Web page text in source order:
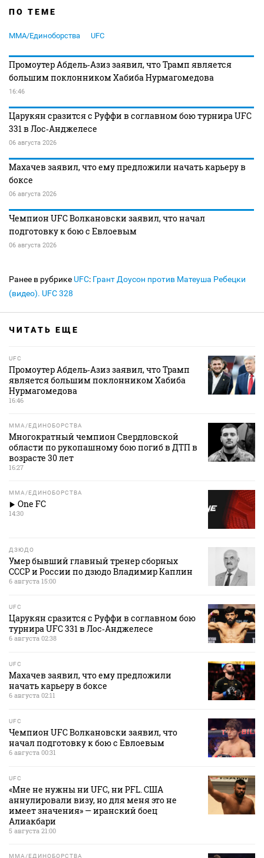
ПО ТЕМЕ
MMA/Единоборства UFC
Промоутер Абдель‑Азиз заявил, что Трамп является
большим поклонником Хабиба Нурмагомедова
16:46
Царукян сразится с Руффи в соглавном бою турнира UFC
331 в Лос‑Анджелесе
06 августа 2026
Махачев заявил, что ему предложили начать карьеру в
боксе
06 августа 2026
Чемпион UFC Волкановски заявил, что начал
подготовку к бою с Евлоевым
06 августа 2026
Ранее в рубрике UFC: Грант Доусон против Матеуша Ребецки
(видео). UFC 328
ЧИТАТЬ ЕЩЕ
UFC
Промоутер Абдель‑Азиз заявил, что Трамп
является большим поклонником Хабиба
Нурмагомедова
16:46
MMA/ЕДИНОБОРСТВА
Многократный чемпион Свердловской
области по рукопашному бою погиб в ДТП в
возрасте 30 лет
16:27
MMA/ЕДИНОБОРСТВА
One FC
14:30
ДЗЮДО
Умер бывший главный тренер сборных
СССР и России по дзюдо Владимир Каплин
6 августа 15:00
UFC
Царукян сразится с Руффи в соглавном бою
турнира UFC 331 в Лос‑Анджелесе
6 августа 02:38
UFC
Махачев заявил, что ему предложили
начать карьеру в боксе
6 августа 02:11
UFC
Чемпион UFC Волкановски заявил, что
начал подготовку к бою с Евлоевым
6 августа 00:31
UFC
«Мне не нужны ни UFC, ни PFL. США
аннулировали визу, но для меня это не
имеет значения» — иранский боец
Алиакбари
5 августа 21:00
MMA/ЕДИНОБОРСТВА